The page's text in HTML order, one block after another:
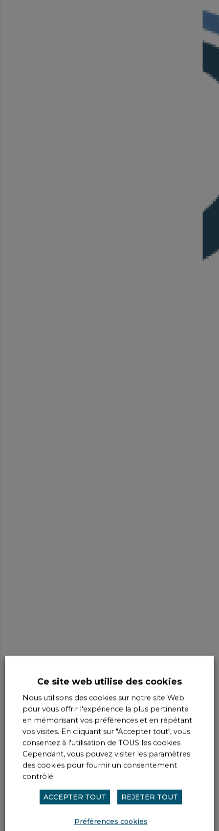
Ce site web utilise des cookies
Nous utilisons des cookies sur notre site Web
pour vous offrir l'expérience la plus pertinente
en mémorisant vos préférences et en répétant
vos visites. En cliquant sur "Accepter tout", vous
consentez à l'utilisation de TOUS les cookies.
Cependant, vous pouvez visiter les paramètres
des cookies pour fournir un consentement
contrôlé.
ACCEPTER TOUT REJETER TOUT
Préférences cookies